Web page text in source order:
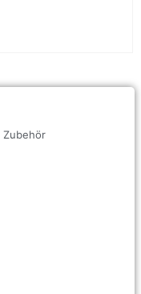
Zubehör